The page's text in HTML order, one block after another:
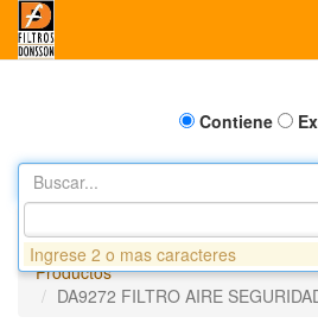
Contiene
Buscar...
Productos
DA9272 FILTRO AIRE
Ingrese 2 o mas caracteres